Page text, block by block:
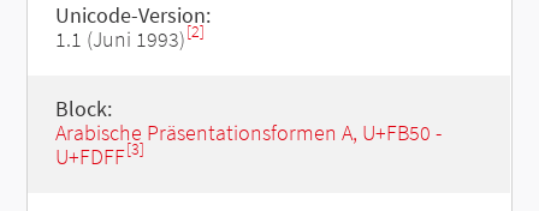
Unicode-Version:
1.1 (Juni 1993)[2]
Block:
Arabische Präsentationsformen A, U+FB50 -
U+FDFF[3]